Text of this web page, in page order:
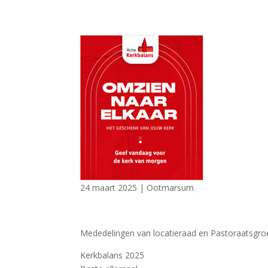
24 maart 2025 | Ootmarsum
Mededelingen van locatieraad en
Kerkbalans 2025